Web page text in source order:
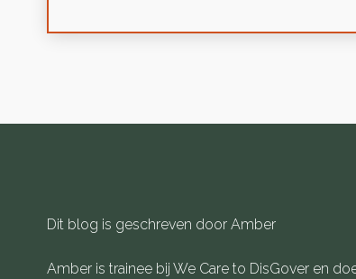
Dit blog is geschreven door Amber
Amber is trainee bij We Care to DisGover en